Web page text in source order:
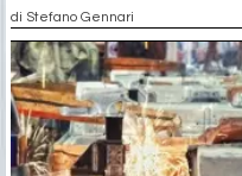
di Stefano Gennari